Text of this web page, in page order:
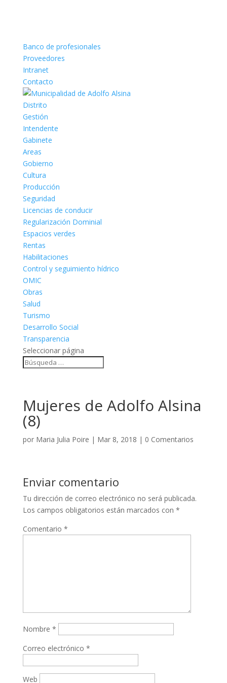
Banco de profesionales
Proveedores
Intranet
Contacto
Distrito
Gestión
Intendente
Gabinete
Areas
Gobierno
Cultura
Producción
Seguridad
Licencias de conducir
Regularización Dominial
Espacios verdes
Rentas
Habilitaciones
Control y seguimiento hídrico
OMIC
Obras
Salud
Turismo
Desarrollo Social
Transparencia
Seleccionar página
Mujeres de Adolfo Alsina
(8)
por Maria Julia Poire | Mar 8, 2018 | 0 Comentarios
Enviar comentario
Tu dirección de correo electrónico no será publicada.
Los campos obligatorios están marcados con *
Comentario *
Nombre *
Correo electrónico *
Web